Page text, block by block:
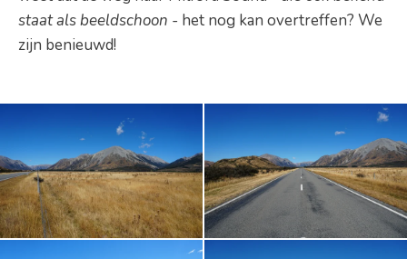
staat als beeldschoon - het nog kan overtreffen? We
zijn benieuwd!